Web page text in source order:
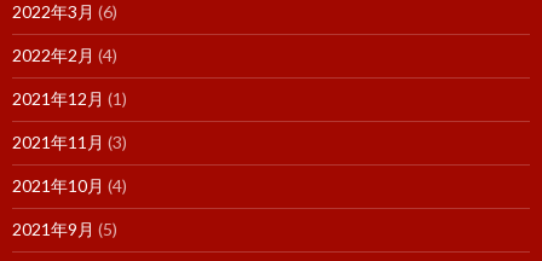
2022年3月 (6)
2022年2月 (4)
2021年12月 (1)
2021年11月 (3)
2021年10月 (4)
2021年9月 (5)